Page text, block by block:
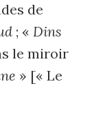
de
; « Dins
le miroir
» [« Le